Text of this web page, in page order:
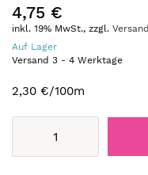
4,75 €
inkl. 19% MwSt., zzgl. Versand
Auf Lager
Versand 3 - 4 Werktage
2,30 €/100m